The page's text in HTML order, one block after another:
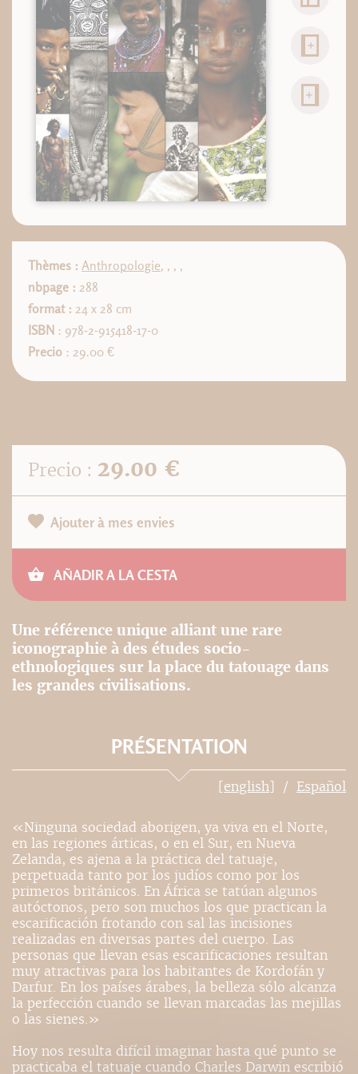
Thèmes : Anthropologie, , , ,
nbpage : 288
format : 24 x 28 cm
ISBN : 978-2-915418-17-0
Precio : 29.00 €
Precio : 29.00 €
Ajouter à mes envies
AÑADIR A LA CESTA
Une référence unique alliant une rare
iconographie à des études socio-
ethnologiques sur la place du tatouage dans
les grandes civilisations.
PRÉSENTATION
[english] Español
«Ninguna sociedad aborigen, ya viva en el Norte,
en las regiones árticas, o en el Sur, en Nueva
Zelanda, es ajena a la práctica del tatuaje,
perpetuada tanto por los judíos como por los
primeros británicos. En África se tatúan algunos
autóctonos, pero son muchos los que practican la
escarificación frotando con sal las incisiones
realizadas en diversas partes del cuerpo. Las
personas que llevan esas escarificaciones resultan
muy atractivas para los habitantes de Kordofán y
Darfur. En los países árabes, la belleza sólo alcanza
la perfección cuando se llevan marcadas las mejillas
o las sienes.»
Hoy nos resulta difícil imaginar hasta qué punto se
practicaba el tatuaje cuando Charles Darwin escribió